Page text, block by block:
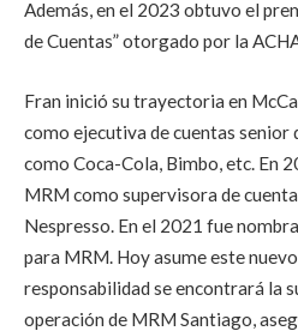
Además, en el 2023 obtuvo el
de Cuentas” otorgado por la
Fran inició su trayectoria en
como ejecutiva de cuentas senior
como Coca-Cola, Bimbo, etc. En
MRM como supervisora de
Nespresso. En el 2021 fue
para MRM. Hoy asume este
responsabilidad se encontrará la
operación de MRM Santiago,